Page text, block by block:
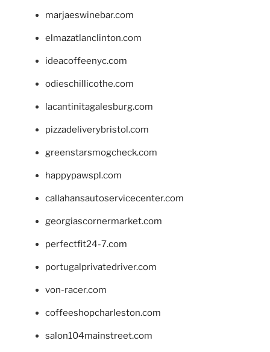
marjaeswinebar.com
elmazatlanclinton.com
ideacoffeenyc.com
odieschillicothe.com
lacantinitagalesburg.com
pizzadeliverybristol.com
greenstarsmogcheck.com
happypawspl.com
callahansautoservicecenter.com
georgiascornermarket.com
perfectfit24-7.com
portugalprivatedriver.com
von-racer.com
coffeeshopcharleston.com
salon104mainstreet.com